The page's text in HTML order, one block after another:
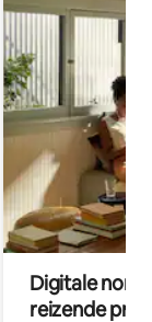
Digitale
reizende